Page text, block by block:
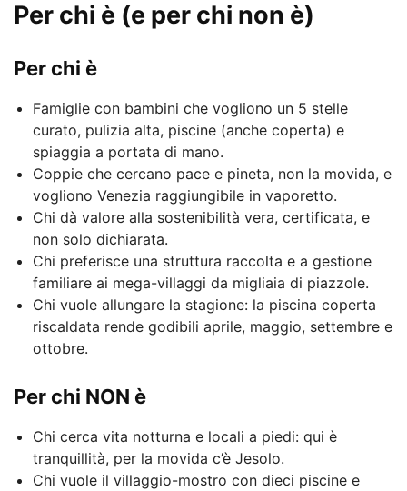
Per chi è (e per chi non è)
Per chi è
Famiglie con bambini che vogliono un 5 stelle
curato, pulizia alta, piscine (anche coperta) e
spiaggia a portata di mano.
Coppie che cercano pace e pineta, non la movida, e
vogliono Venezia raggiungibile in vaporetto.
Chi dà valore alla sostenibilità vera, certificata, e
non solo dichiarata.
Chi preferisce una struttura raccolta e a gestione
familiare ai mega-villaggi da migliaia di piazzole.
Chi vuole allungare la stagione: la piscina coperta
riscaldata rende godibili aprile, maggio, settembre e
ottobre.
Per chi NON è
Chi cerca vita notturna e locali a piedi: qui è
tranquillità, per la movida c’è Jesolo.
Chi vuole il villaggio-mostro con dieci piscine e